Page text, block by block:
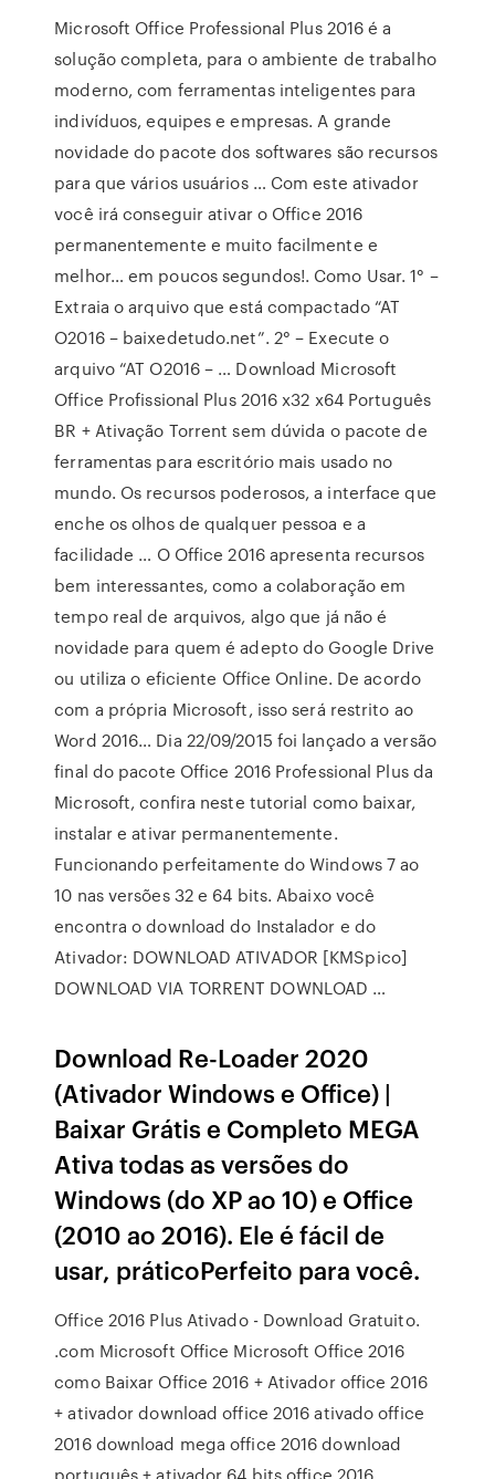
Microsoft Office Professional Plus 2016 é a
solução completa, para o ambiente de trabalho
moderno, com ferramentas inteligentes para
indivíduos, equipes e empresas. A grande
novidade do pacote dos softwares são recursos
para que vários usuários … Com este ativador
você irá conseguir ativar o Office 2016
permanentemente e muito facilmente e
melhor… em poucos segundos!. Como Usar. 1° –
Extraia o arquivo que está compactado “AT
O2016 – baixedetudo.net”. 2° – Execute o
arquivo “AT O2016 – … Download Microsoft
Office Profissional Plus 2016 x32 x64 Português
BR + Ativação Torrent sem dúvida o pacote de
ferramentas para escritório mais usado no
mundo. Os recursos poderosos, a interface que
enche os olhos de qualquer pessoa e a
facilidade … O Office 2016 apresenta recursos
bem interessantes, como a colaboração em
tempo real de arquivos, algo que já não é
novidade para quem é adepto do Google Drive
ou utiliza o eficiente Office Online. De acordo
com a própria Microsoft, isso será restrito ao
Word 2016… Dia 22/09/2015 foi lançado a versão
final do pacote Office 2016 Professional Plus da
Microsoft, confira neste tutorial como baixar,
instalar e ativar permanentemente.
Funcionando perfeitamente do Windows 7 ao
10 nas versões 32 e 64 bits. Abaixo você
encontra o download do Instalador e do
Ativador: DOWNLOAD ATIVADOR [KMSpico]
DOWNLOAD VIA TORRENT DOWNLOAD …
Download Re-Loader 2020
(Ativador Windows e Office) |
Baixar Grátis e Completo MEGA
Ativa todas as versões do
Windows (do XP ao 10) e Office
(2010 ao 2016). Ele é fácil de
usar, práticoPerfeito para você.
Office 2016 Plus Ativado - Download Gratuito.
.com Microsoft Office Microsoft Office 2016
como Baixar Office 2016 + Ativador office 2016
+ ativador download office 2016 ativado office
2016 download mega office 2016 download
português + ativador 64 bits office 2016